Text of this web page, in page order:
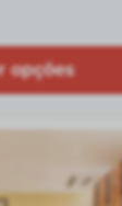
opções